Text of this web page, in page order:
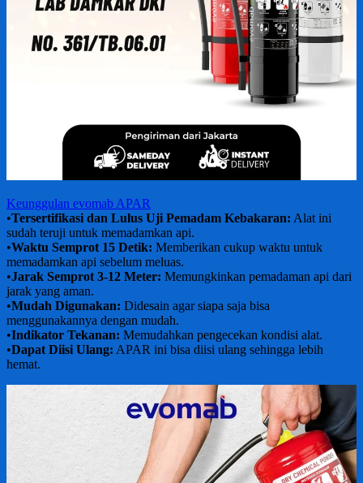
Keunggulan evomab APAR
•Tersertifikasi dan Lulus Uji Pemadam Kebakaran: Alat ini
sudah teruji untuk memadamkan api.
•Waktu Semprot 15 Detik: Memberikan cukup waktu untuk
memadamkan api sebelum meluas.
•Jarak Semprot 3-12 Meter: Memungkinkan pemadaman api dari
jarak yang aman.
•Mudah Digunakan: Didesain agar siapa saja bisa
menggunakannya dengan mudah.
•Indikator Tekanan: Memudahkan pengecekan kondisi alat.
•Dapat Diisi Ulang: APAR ini bisa diisi ulang sehingga lebih
hemat.